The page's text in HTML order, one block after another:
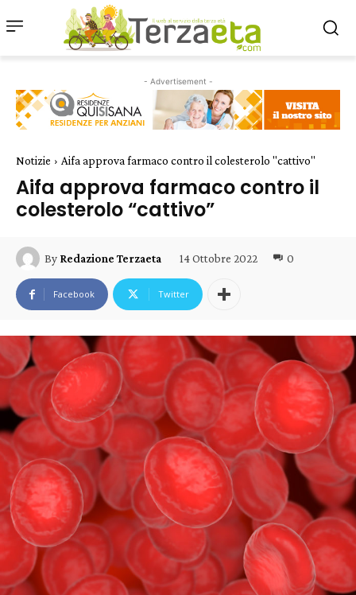
- Advertisement -
Notizie Aifa approva farmaco contro il colesterolo "cattivo"
Aifa approva farmaco contro il
colesterolo “cattivo”
By Redazione Terzaeta 14 Ottobre 2022 0
Facebook Twitter